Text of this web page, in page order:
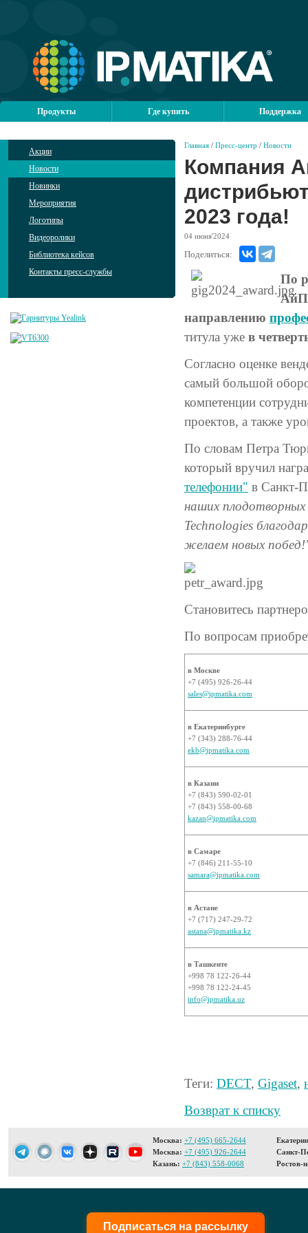
Продукты Где купить Поддержка
Акции
Новости
Новинки
Мероприятия
Логотипы
Видеоролики
Библиотека кейсов
Контакты пресс-службы
Главная / Пресс-центр / Новости
Компания
2023 года!
04 июня'2024
Поделиться:
По
направлению
титула уже в
Согласно оценке
самый большой
компетенции
проектов, а также
По словам Петра
который вручил
телефонии" в Санкт-
наших
Technologies
желаем новых
Становитесь
По вопросам
в Москве
+7 (495) 926-26-44
sales@ipmatika.com
в Екатеринбурге
+7 (343) 288-76-44
ekb@ipmatika.com
в Казани
+7 (843) 590-02-01
+7 (843) 558-00-68
kazan@ipmatika.com
в Самаре
+7 (846) 211-55-10
samara@ipmatika.com
в Астане
+7 (717) 247-29-72
astana@ipmatika.kz
в Ташкенте
+998 78 122-26-44
+998 78 122-24-45
info@ipmatika.uz
Теги: DECT, Gigaset,
Возврат к списку
Москва: +7 (495) 665-2644
Москва: +7 (495) 926-2644
Казань: +7 (843) 558-0068
Санкт-
Ростов-
Подписаться на рассылку